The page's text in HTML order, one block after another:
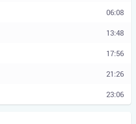
06:08
13:48
17:56
21:26
23:06